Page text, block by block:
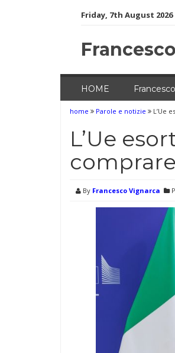
Friday, 7th August 2026
HOME Francesco
home Parole e notizie L’Ue
L’Ue
By Francesco Vignarca